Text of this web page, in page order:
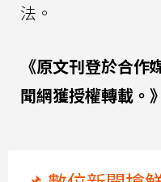
法。
《原文刊登於合作
聞網獲授權轉載。》